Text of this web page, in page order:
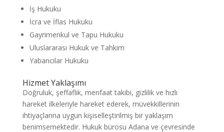
İş Hukuku
İcra ve İflas Hukuku
Gayrimenkul ve Tapu Hukuku
Uluslararası Hukuk ve Tahkim
Yabancılar Hukuku
Hizmet Yaklaşımı
Doğruluk, şeffaflık, menfaat takibi, gizlilik ve hızlı
hareket ilkeleriyle hareket ederek, müvekkillerinin
ihtiyaçlarına uygun kişiselleştirilmiş bir yaklaşım
benimsemektedir. Hukuk bürosu Adana ve çevresinde